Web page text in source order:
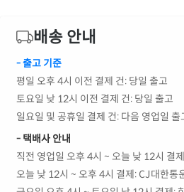
배송 안내
- 출고 기준
평일 오후 4시 이전 결제 건: 당일 출고
토요일 낮 12시 이전 결제 건: 당일 출고
일요일 및 공휴일 결제 건: 다음 영업일 출
- 택배사 안내
직전 영업일 오후 4시 ~ 오늘 낮 12시 결
오늘 낮 12시 ~ 오후 4시 결제: CJ대한통